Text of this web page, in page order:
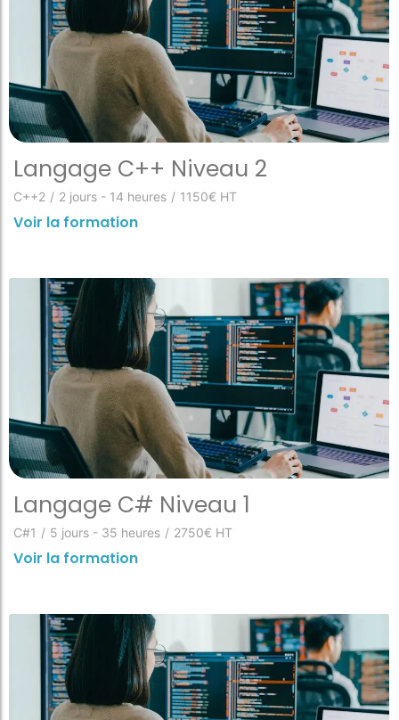
Langage C++ Niveau 2
C++2 / 2 jours - 14 heures / 1150€ HT
Voir la formation
Langage C# Niveau 1
C#1 / 5 jours - 35 heures / 2750€ HT
Voir la formation